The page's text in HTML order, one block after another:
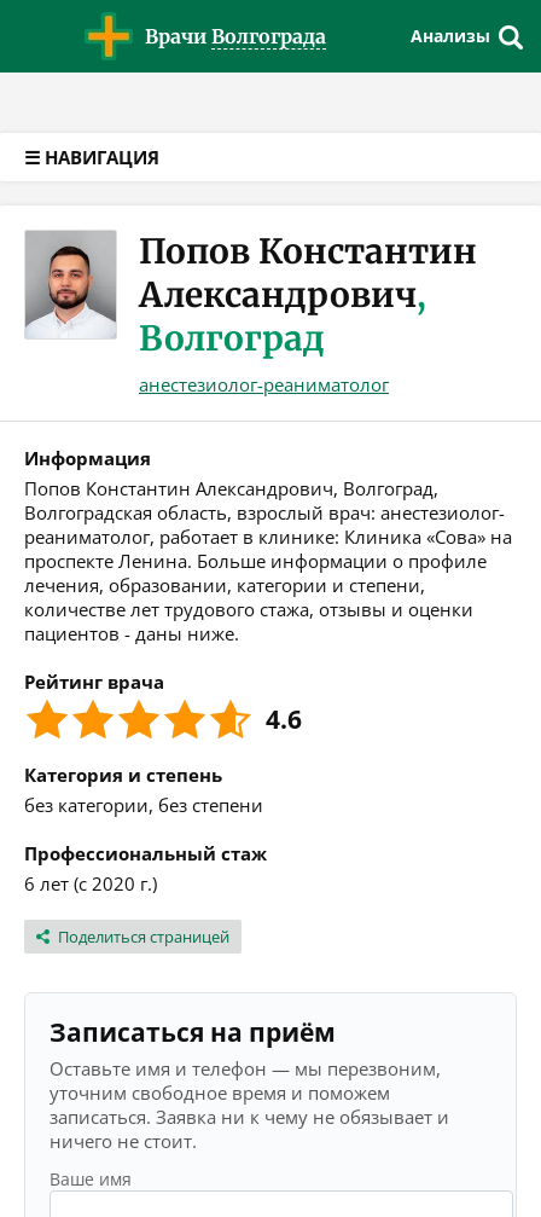
Врачи Волгограда Анализы
☰ НАВИГАЦИЯ
Попов Константин
Александрович,
Волгоград
анестезиолог-реаниматолог
Информация
Попов Константин Александрович, Волгоград,
Волгоградская область, взрослый врач: анестезиолог-
реаниматолог, работает в клинике: Клиника «Сова» на
проспекте Ленина. Больше информации о профиле
лечения, образовании, категории и степени,
количестве лет трудового стажа, отзывы и оценки
пациентов - даны ниже.
Рейтинг врача
4.6
Категория и степень
без категории, без степени
Профессиональный стаж
6 лет (с 2020 г.)
Поделиться страницей
Записаться на приём
Оставьте имя и телефон — мы перезвоним,
уточним свободное время и поможем
записаться. Заявка ни к чему не обязывает и
ничего не стоит.
Ваше имя